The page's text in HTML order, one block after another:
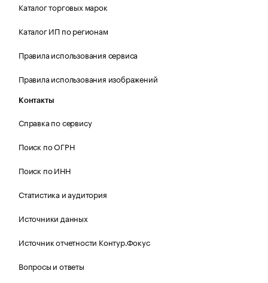
Каталог торговых марок
Каталог ИП по регионам
Правила использования сервиса
Правила использования изображений
Контакты
Справка по сервису
Поиск по ОГРН
Поиск по ИНН
Статистика и аудитория
Источники данных
Источник отчетности Контур.Фокус
Вопросы и ответы